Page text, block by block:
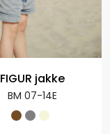
FIGUR jakke
BM 07-14E